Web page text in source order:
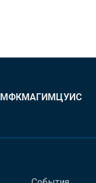
МФКМАГИМЦУИС